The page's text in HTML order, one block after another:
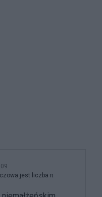
jest liczba π